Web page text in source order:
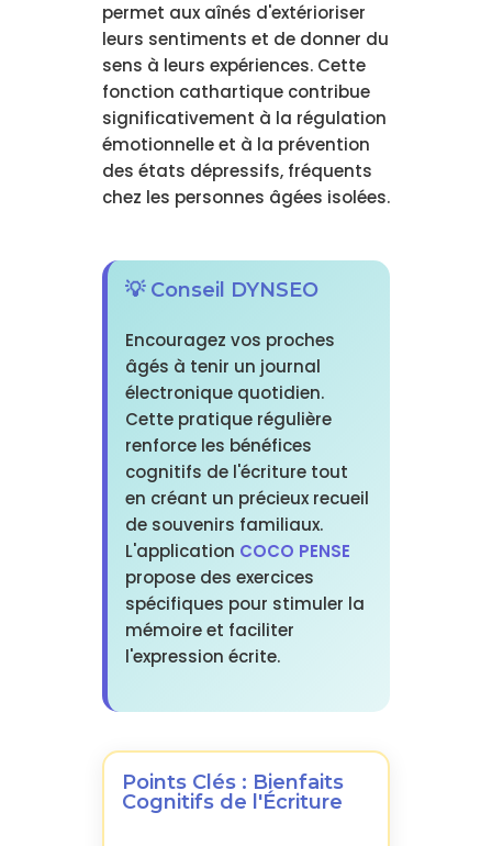
permet aux aînés d'extérioriser
leurs sentiments et de donner du
sens à leurs expériences. Cette
fonction cathartique contribue
significativement à la régulation
émotionnelle et à la prévention
des états dépressifs, fréquents
chez les personnes âgées isolées.
💡 Conseil DYNSEO
Encouragez vos proches
âgés à tenir un journal
électronique quotidien.
Cette pratique régulière
renforce les bénéfices
cognitifs de l'écriture tout
en créant un précieux recueil
de souvenirs familiaux.
L'application COCO PENSE
propose des exercices
spécifiques pour stimuler la
mémoire et faciliter
l'expression écrite.
Points Clés : Bienfaits
Cognitifs de l'Écriture